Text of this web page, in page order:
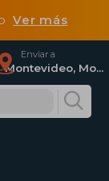
Ver más
Enviar a
Montevideo, Montevideo